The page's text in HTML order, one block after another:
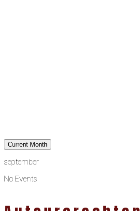
Current Month
september
No Events